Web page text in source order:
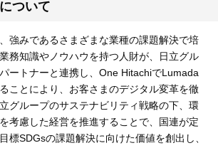
ついて
強みであるさまざまな業種の課題解決で培
務知識やノウハウを持つ人財が、日立グル
ートナーと連携し、One HitachiでLumada
ことにより、お客さまのデジタル変革を徹
グループのサステナビリティ戦略の下、環
考慮した経営を推進することで、国連が定
標SDGsの課題解決に向けた価値を創出し、